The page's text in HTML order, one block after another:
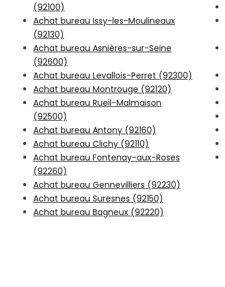
(92100)
Achat bureau Issy-les-Moulineaux
(92130)
Achat bureau Asnières-sur-Seine
(92600)
Achat bureau Levallois-Perret (92300)
Achat bureau Montrouge (92120)
Achat bureau Rueil-Malmaison
(92500)
Achat bureau Antony (92160)
Achat bureau Clichy (92110)
Achat bureau Fontenay-aux-Roses
(92260)
Achat bureau Gennevilliers (92230)
Achat bureau Suresnes (92150)
Achat bureau Bagneux (92220)